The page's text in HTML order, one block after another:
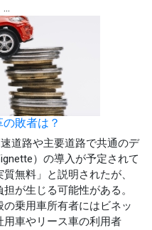
敗者は？
道路や主要道路で共通のデ
）の導入が予定されて
無料」と説明されたが、
が生じる可能性がある。
乗用車所有者にはビネッ
用車やリース車の利用者